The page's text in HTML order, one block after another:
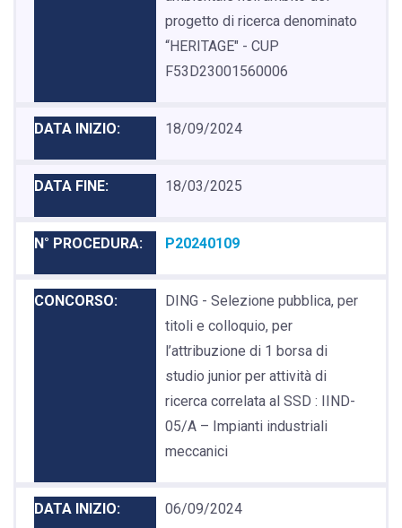
progetto di ricerca denominato
“HERITAGE" - CUP
F53D23001560006
18/09/2024
18/03/2025
P20240109
DING - Selezione pubblica, per
titoli e colloquio, per
l’attribuzione di 1 borsa di
studio junior per attività di
ricerca correlata al SSD : IIND-
05/A – Impianti industriali
meccanici
06/09/2024